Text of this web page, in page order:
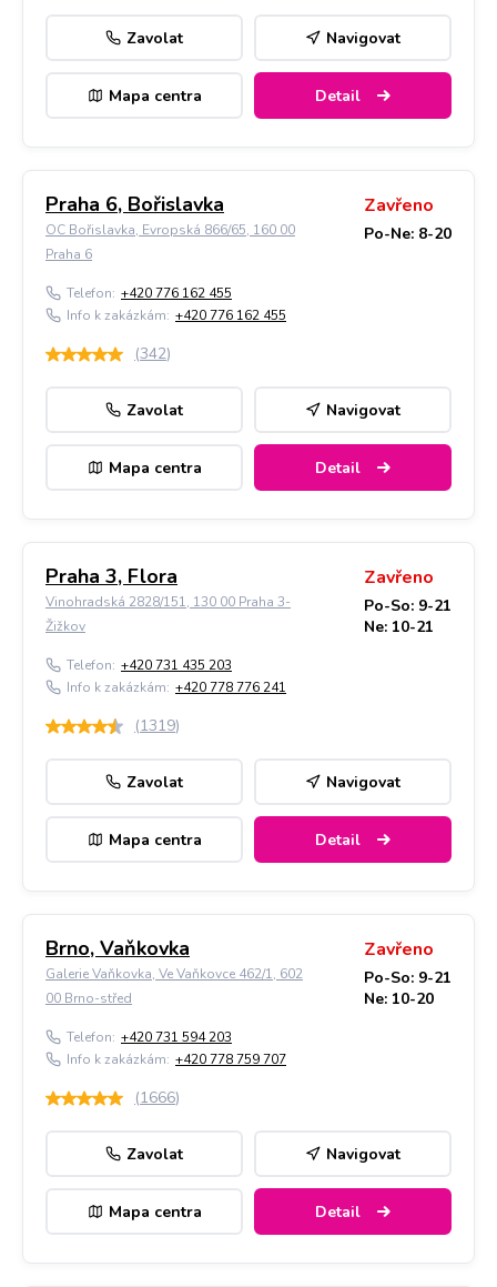
Zavolat Navigovat
Mapa centra Detail
Praha 6, Bořislavka
OC Bořislavka, Evropská 866/65, 160 00
Praha 6
Zavřeno
Po-Ne: 8-20
Telefon: +420 776 162 455
Info k zakázkám: +420 776 162 455
(342)
Zavolat Navigovat
Mapa centra Detail
Praha 3, Flora
Vinohradská 2828/151, 130 00 Praha 3-
Žižkov
Zavřeno
Po-So: 9-21
Ne: 10-21
Telefon: +420 731 435 203
Info k zakázkám: +420 778 776 241
(1319)
Zavolat Navigovat
Mapa centra Detail
Brno, Vaňkovka
Galerie Vaňkovka, Ve Vaňkovce 462/1, 602
00 Brno-střed
Zavřeno
Po-So: 9-21
Ne: 10-20
Telefon: +420 731 594 203
Info k zakázkám: +420 778 759 707
(1666)
Zavolat Navigovat
Mapa centra Detail